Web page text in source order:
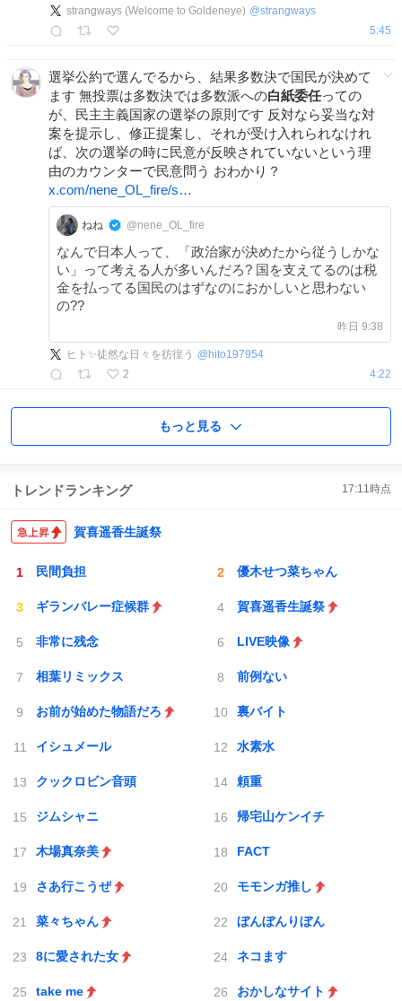
strangways (Welcome to Goldeneye) @strangways
5:45
選挙公約で選んでるから、結果多数決で国民が決めて
ます 無投票は多数決では多数派への白紙委任っての
が、民主主義国家の選挙の原則です 反対なら妥当な対
案を提示し、修正提案し、それが受け入れられなけれ
ば、次の選挙の時に民意が反映されていないという理
由のカウンターで民意問う おわかり？
x.com/nene_OL_fire/s…
ねね @nene_OL_fire
なんで日本人って、「政治家が決めたから従うしかな
い」って考える人が多いんだろ? 国を支えてるのは税
金を払ってる国民のはずなのにおかしいと思わない
の??
昨日 9:38
ヒト✨️徒然な日々を彷徨う @ hito197954
2
4:22
もっと見る
トレンドランキング 17:11時点
賀喜遥香生誕祭
民間負担 優木せつ菜ちゃん
ギランバレー症候群 賀喜遥香生誕祭
非常に残念 LIVE映像
相葉リミックス 前例ない
お前が始めた物語だろ 裏バイト
イシュメール 水素水
クックロビン音頭 頼重
ジムシャニ 帰宅山ケンイチ
木場真奈美 FACT
さあ行こうぜ モモンガ推し
菜々ちゃん ぼんぼんりぼん
8に愛された女 ネコます
take me おかしなサイト